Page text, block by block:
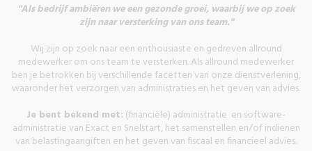
"Als bedrijf ambiëren we een gezonde groei, waarbij we op zoek
zijn naar versterking van ons team."
Wij zijn op zoek naar een enthousiaste en gedreven allround
medewerker om ons team te versterken. Als allround medewerker
ben je betrokken bij verschillende facetten van onze dienstverlening,
waaronder het verzorgen van administraties en het geven van advies.
Je bent bekend met: (financiële) administratie en software-
administratie van Exact en Snelstart, het samenstellen en/of indienen
van belastingaangiften en het geven van fiscaal en financieel advies.